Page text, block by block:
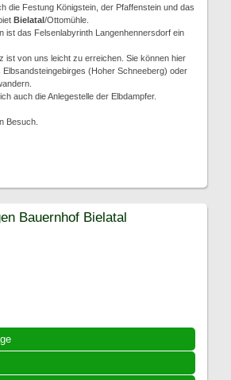
die Festung Königstein, der Pfaffenstein und das
Bielatal/Ottomühle.
ist das Felsenlabyrinth Langenhennersdorf ein
ist von uns leicht zu erreichen. Sie können hier
(Hoher Schneeberg) oder
auch die Anlegestelle der Elbdampfer.
Besuch.
Bauernhof Bielatal